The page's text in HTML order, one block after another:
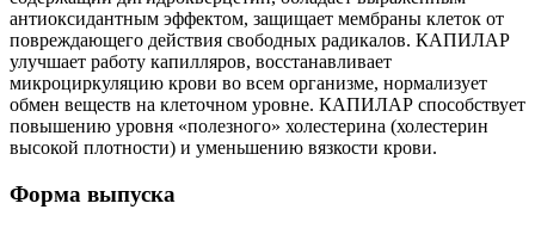
антиоксидантным эффектом, защищает мембраны клеток от
повреждающего действия свободных радикалов. КАПИЛАР
улучшает работу капилляров, восстанавливает
микроциркуляцию крови во всем организме, нормализует
обмен веществ на клеточном уровне. КАПИЛАР способствует
повышению уровня «полезного» холестерина (холестерин
высокой плотности) и уменьшению вязкости крови.
Форма выпуска